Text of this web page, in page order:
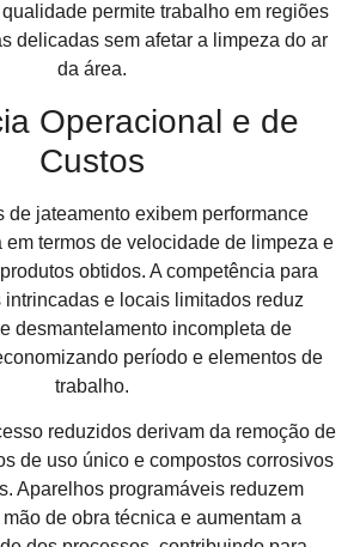
permite trabalho em regiões
delicadas sem afetar a limpeza do ar
da área.
Operacional e de
Custos
de jateamento exibem performance
termos de velocidade de limpeza e
obtidos. A competência para
intrincadas e locais limitados reduz
desmantelamento incompleta de
período e elementos de
trabalho.
reduzidos derivam da remoção de
de uso único e compostos corrosivos
Aparelhos programáveis reduzem
de obra técnica e aumentam a